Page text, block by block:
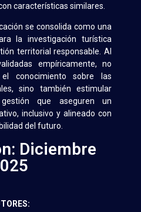
características similares.
se consolida como una
la investigación turística
territorial responsable. Al
empíricamente, no
conocimiento sobre las
sino también estimular
que aseguren un
inclusivo y alineado con
del futuro.
Diciembre